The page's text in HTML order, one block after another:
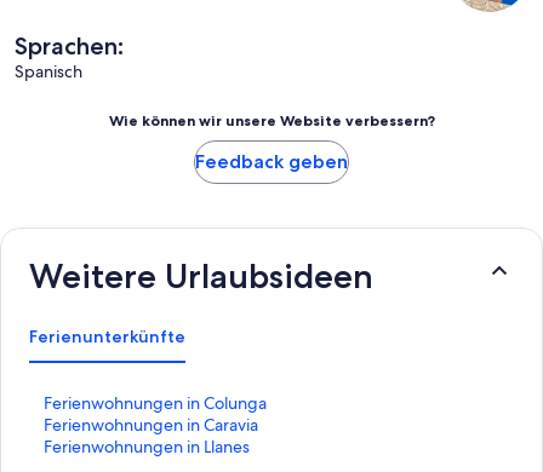
Sprachen:
Spanisch
Wie können wir unsere Website verbessern?
Feedback geben
Weitere Urlaubsideen
Ferienunterkünfte
Ferienwohnungen in Colunga
L
i
n
Ferienwohnungen in Caravia
L
iFerienwohnungen in Llanes
L